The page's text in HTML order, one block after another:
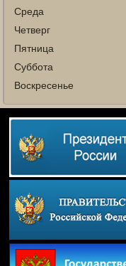
Среда
Четверг
Пятница
Суббота
Воскресенье